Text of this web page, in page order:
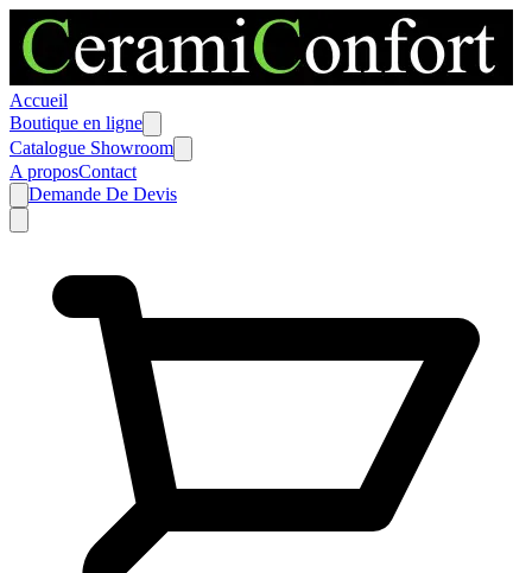
Accueil
Boutique en ligne
Catalogue Showroom
A proposContact
Demande De Devis